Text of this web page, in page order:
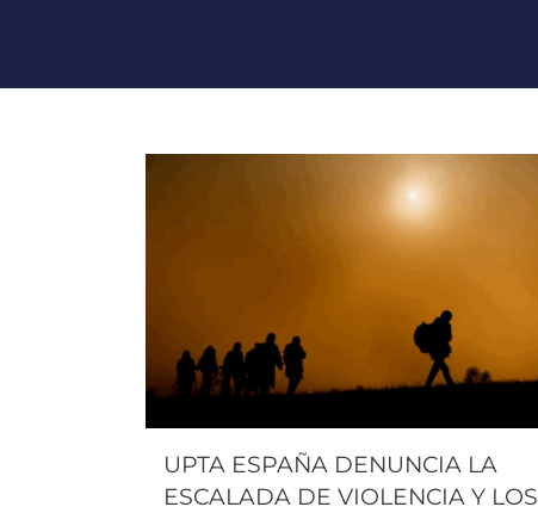
UPTA ESPAÑA DENUNCIA LA
ESCALADA DE VIOLENCIA Y LOS